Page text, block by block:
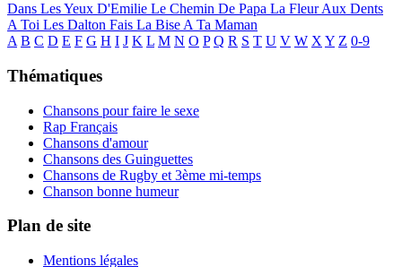
Dans Les Yeux D'Emilie Le Chemin De Papa La Fleur Aux Dents
A Toi Les Dalton Fais La Bise A Ta Maman
A B C D E F G H I J K L M N O P Q R S T U V W X Y Z 0-9
Thématiques
Chansons pour faire le sexe
Rap Français
Chansons d'amour
Chansons des Guinguettes
Chansons de Rugby et 3ème mi-temps
Chanson bonne humeur
Plan de site
Mentions légales